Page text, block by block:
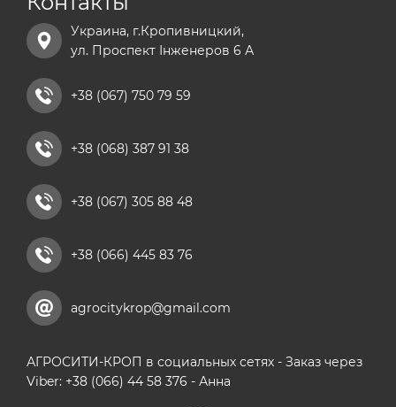
Украина, г.Кропивницкий,
ул. Проспект Інженеров 6 А
+38 (067) 750 79 59
+38 (068) 387 91 38
+38 (067) 305 88 48
+38 (066) 445 83 76
agrocitykrop@gmail.com
АГРОСИТИ-КРОП в социальных сетях - Заказ через
Viber: +38 (066) 44 58 376 - Анна